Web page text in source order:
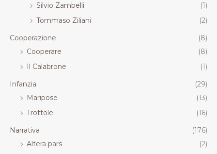
Silvio Zambelli
(1)
Tommaso Ziliani
(2)
Cooperazione
(8)
Cooperare
(8)
Il Calabrone
(1)
Infanzia
(29)
Maripose
(13)
Trottole
(16)
Narrativa
(176)
Altera pars
(2)